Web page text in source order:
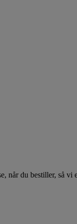
når du bestiller, så